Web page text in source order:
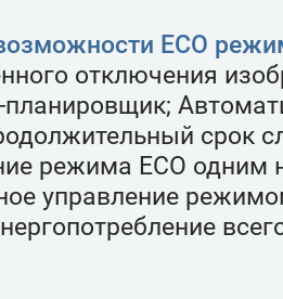
ECO
отключения
планировщик;
срок
режима ECO одним
управление